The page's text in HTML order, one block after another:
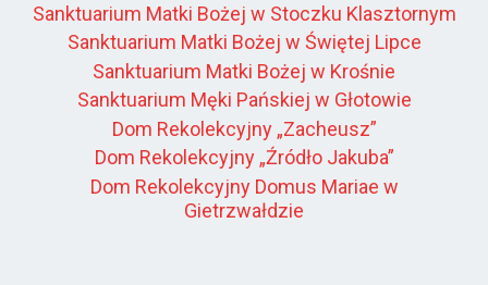
Sanktuarium Matki Bożej w Stoczku Klasztornym
Sanktuarium Matki Bożej w Świętej Lipce
Sanktuarium Matki Bożej w Krośnie
Sanktuarium Męki Pańskiej w Głotowie
Dom Rekolekcyjny „Zacheusz”
Dom Rekolekcyjny „Źródło Jakuba”
Dom Rekolekcyjny Domus Mariae w
Gietrzwałdzie